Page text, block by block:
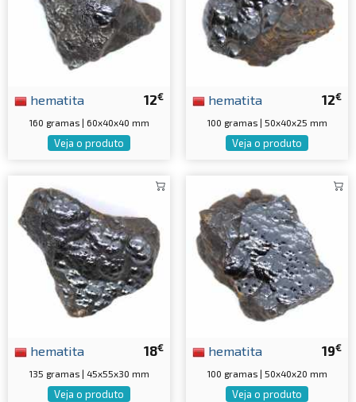
12€
hematita
160 gramas | 60x40x40 mm
Veja o produto
12€
hematita
100 gramas | 50x40x25 mm
Veja o produto
18€
hematita
135 gramas | 45x55x30 mm
Veja o produto
19€
hematita
100 gramas | 50x40x20 mm
Veja o produto